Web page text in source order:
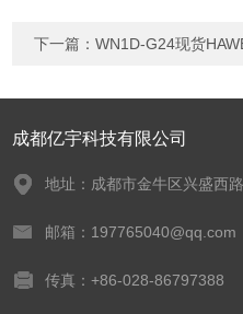
下一篇：WN1D-G24现货
成都亿宇科技有限公司
地址：成都市金牛区兴盛西
邮箱：197765040@qq.com
传真：+86-028-86797388